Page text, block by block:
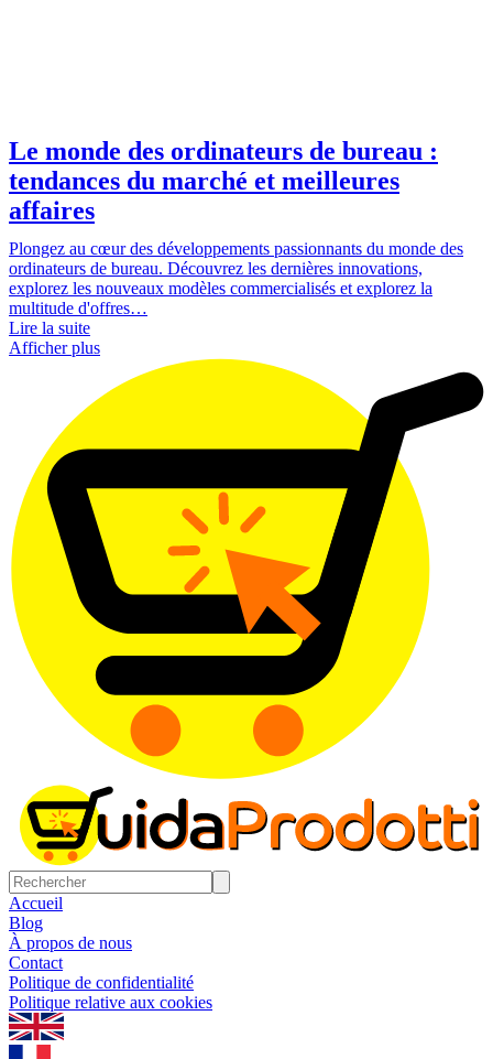
Le monde des ordinateurs de bureau :
tendances du marché et meilleures
affaires
Plongez au cœur des développements passionnants du monde des
ordinateurs de bureau. Découvrez les dernières innovations,
explorez les nouveaux modèles commercialisés et explorez la
multitude d'offres…
Lire la suite
Afficher plus
Accueil
Blog
À propos de nous
Contact
Politique de confidentialité
Politique relative aux cookies